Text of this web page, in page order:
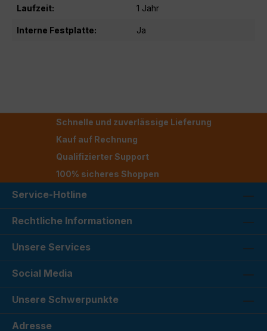
Laufzeit: 1 Jahr
Interne Festplatte: Ja
Schnelle und zuverlässige Lieferung
Kauf auf Rechnung
Qualifizierter Support
100% sicheres Shoppen
Service-Hotline
Rechtliche Informationen
Unsere Services
Social Media
Unsere Schwerpunkte
Adresse